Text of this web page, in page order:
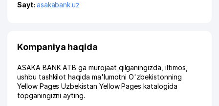
Sayt: asakabank.uz
Kompaniya haqida
ASAKA BANK ATB ga murojaat qilganingizda, iltimos,
ushbu tashkilot haqida ma'lumotni O'zbekistonning
Yellow Pages Uzbekistan Yellow Pages katalogida
topganingizni ayting.